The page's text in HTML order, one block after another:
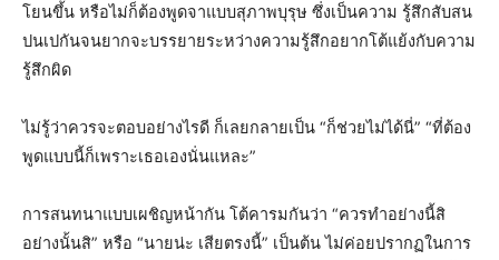
โยนขึ้น หรือไม่ก็ต้องพูดจาแบบสุภาพบุรุษ ซึ่งเป็นความ รู้สึกสับสน
ปนเปกันจนยากจะบรรยายระหว่างความรู้สึกอยากโต้แย้งกับความ
รู้สึกผิด
ไม่รู้ว่าควรจะตอบอย่างไรดี ก็เลยกลายเป็น “ก็ช่วยไม่ได้นี่” “ที่ต้อง
พูดแบบนี้ก็เพราะเธอเองนั่นแหละ”
การสนทนาแบบเผชิญหน้ากัน โต้คารมกันว่า “ควรทำอย่างนี้สิ
อย่างนั้นสิ” หรือ “นายน่ะ เสียตรงนี้” เป็นต้น ไม่ค่อยปรากฏในการ